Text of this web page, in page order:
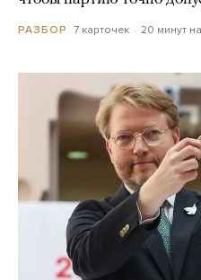
РАЗБОР 7 карточек 20 минут